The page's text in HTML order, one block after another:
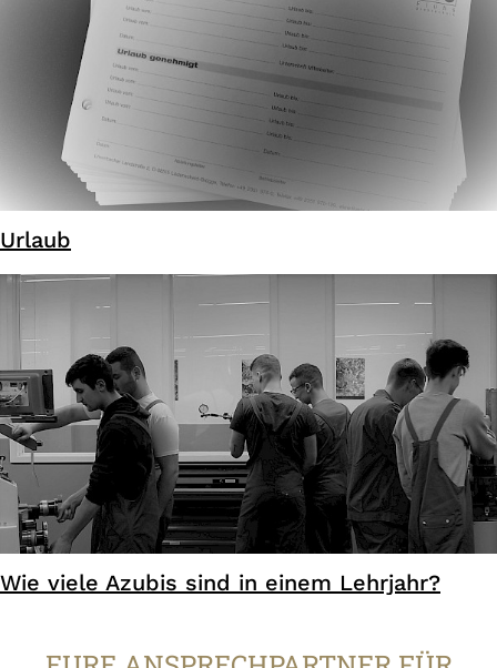
Urlaub
Wie viele Azubis sind in einem Lehrjahr?